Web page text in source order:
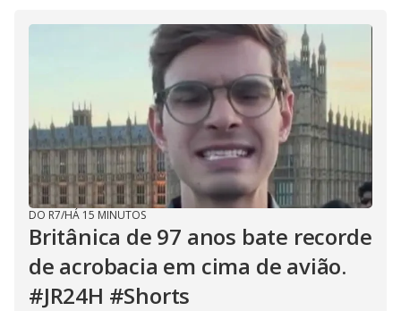
DO R7/HÁ 15 MINUTOS
Britânica de 97 anos bate recorde
de acrobacia em cima de avião.
#JR24H #Shorts